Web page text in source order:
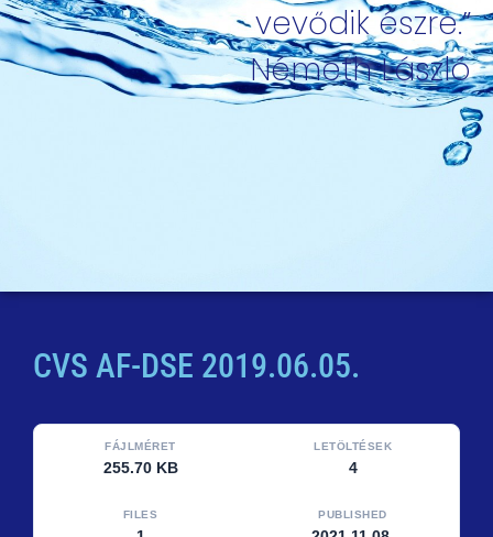
vevődik észre.”
Németh László
CVS AF-DSE 2019.06.05.
FÁJLMÉRET
255.70 KB
LETÖLTÉSEK
4
FILES PUBLISHED